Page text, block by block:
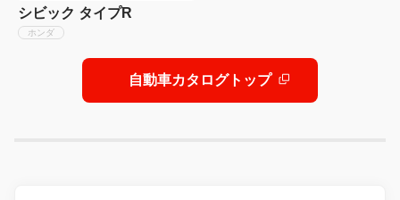
シビック タイプR
ホンダ
自動車カタログトップ